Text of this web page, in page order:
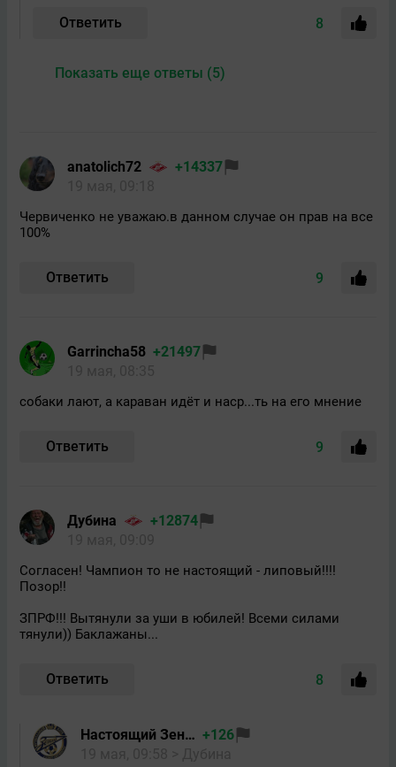
Ответить 8
Показать еще ответы (5)
anatolich72
+14337
Червиченко не уважаю.в данном случае он прав на все
100%
Ответить 9
Garrincha58 +21497
собаки лают, а караван идёт и наср...ть на его мнение
Ответить 9
Дубина
+12874
Согласен! Чампион то не настоящий - липовый!!!!
Позор!!
ЗПРФ!!! Вытянули за уши в юбилей! Всеми силами
тянули)) Баклажаны...
Ответить 8
Настоящий Зенитовец +126